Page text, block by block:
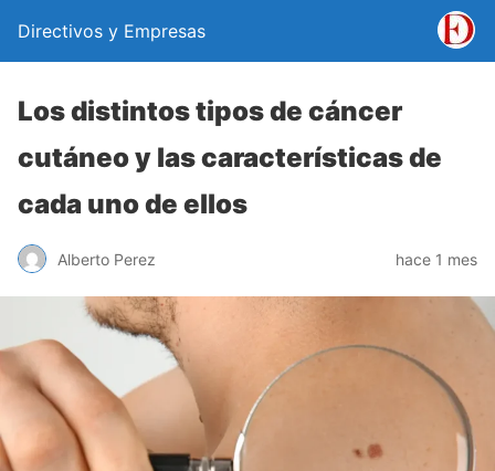
Directivos y Empresas
Los distintos tipos de cáncer
cutáneo y las características de
cada uno de ellos
Alberto Perez hace 1 mes